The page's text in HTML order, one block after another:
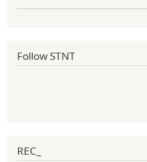
Follow STNT
REC_